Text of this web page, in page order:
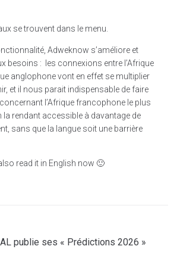
se trouvent dans le menu.
Adweknow s’améliore et
besoins : les connexions entre l’Afrique
anglophone vont en effet se multiplier
et il nous parait indispensable de faire
l’Afrique francophone le plus
la rendant accessible à davantage de
sans que la langue soit une barrière
read it in English now 🙂
publie ses « Prédictions 2026 »